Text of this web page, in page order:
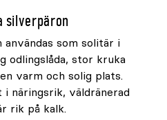
silverpäron
som solitär i
odlingslåda, stor kruka
varm och solig plats.
näringsrik, väldränerad
rik på kalk.